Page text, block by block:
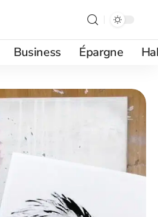
Business Épargne